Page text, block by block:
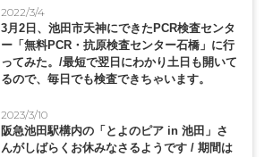
2022/3/4
3月2日、池田市天神にできたPCR検査センタ
ー「無料PCR・抗原検査センター石橋」に行
ってみた。/最短で翌日にわかり土日も開いて
るので、毎日でも検査できちゃいます。
2023/3/10
阪急池田駅構内の「とよのピア in 池田」さ
んがしばらくお休みなさるようです / 期間は